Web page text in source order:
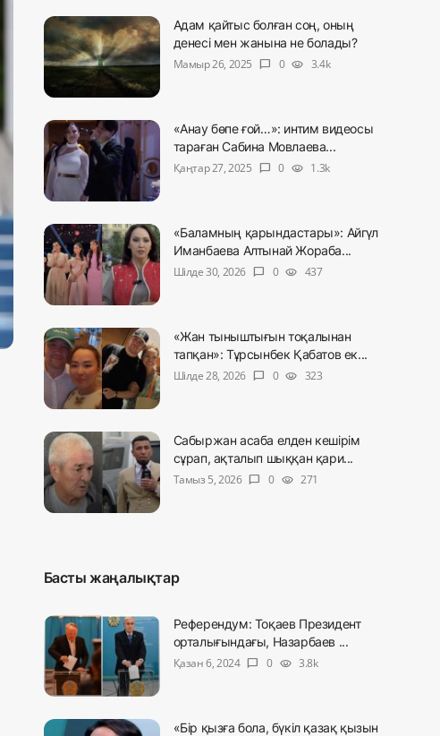
Адам қайтыс болған соң, оның
денесі мен жанына не болады?
Мамыр 26, 2025
chat_bubble 0 visibility 3.4k
«Анау бөпе ғой…»: интим видеосы
тараған Сабина Мовлаева...
Қаңтар 27, 2025
chat_bubble 0 visibility 1.3k
«Баламның қарындастары»: Айгүл
Иманбаева Алтынай Жораба...
Шілде 30, 2026
chat_bubble 0 visibility 437
«Жан тыныштығын тоқалынан
тапқан»: Тұрсынбек Қабатов ек...
Шілде 28, 2026
chat_bubble 0 visibility 323
Сабыржан асаба елден кешірім
сұрап, ақталып шыққан қари...
Тамыз 5, 2026 chat_bubble 0 visibility 271
Басты жаңалықтар
Референдум: Тоқаев Президент
орталығындағы, Назарбаев ...
Қазан 6, 2024 chat_bubble 0 visibility 3.8k
«Бір қызға бола, бүкіл қазақ қызын